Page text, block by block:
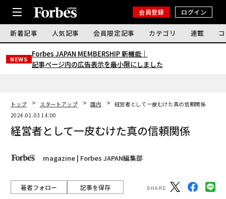
会員登録 ログイン
新着記事 人気記事 会員限定記事 カテゴリ 連載
NEWS
Forbes JAPAN MEMBERSHIP 新機能｜
記事ページ内の広告表示を最小限にしました
トップ スタートアップ 国内
経営者として一皮むけた真の信頼関係
2024.01.03 14:00
経営者として一皮むけた真の信頼関係
magazine | Forbes JAPAN編集部
著者フォロー 記事を保存